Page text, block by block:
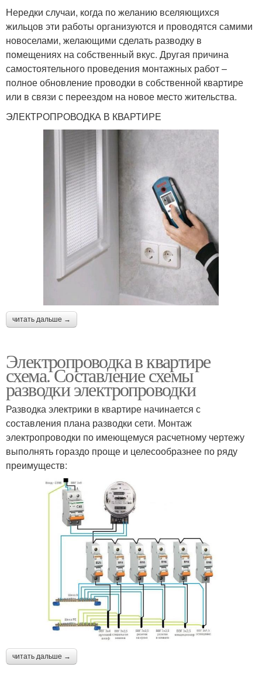
Нередки случаи, когда по желанию вселяющихся
жильцов эти работы организуются и проводятся самими
новоселами, желающими сделать разводку в
помещениях на собственный вкус. Другая причина
самостоятельного проведения монтажных работ –
полное обновление проводки в собственной квартире
или в связи с переездом на новое место жительства.
ЭЛЕКТРОПРОВОДКА В КВАРТИРЕ
читать дальше →
Электропроводка в квартире
схема. Составление схемы
разводки электропроводки
Разводка электрики в квартире начинается с
составления плана разводки сети. Монтаж
электропроводки по имеющемуся расчетному чертежу
выполнять гораздо проще и целесообразнее по ряду
преимуществ:
читать дальше →